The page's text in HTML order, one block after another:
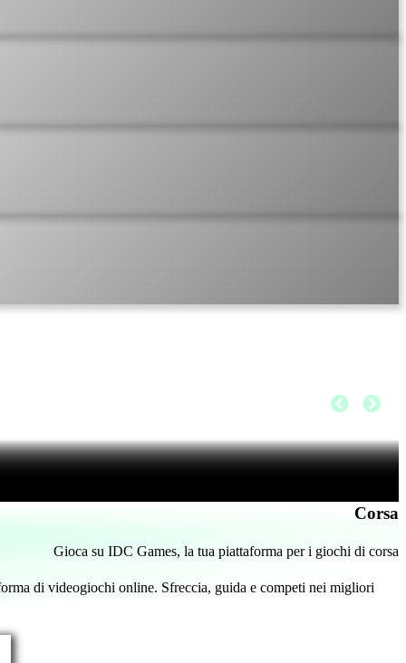
Corsa
Gioca su IDC Games, la tua piattaforma per i giochi di corsa
di videogiochi online. Sfreccia, guida e competi nei migliori